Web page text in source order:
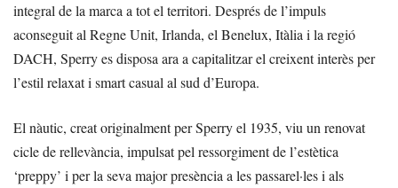
integral de la marca a tot el territori. Després de l’impuls
aconseguit al Regne Unit, Irlanda, el Benelux, Itàlia i la regió
DACH, Sperry es disposa ara a capitalitzar el creixent interès per
l’estil relaxat i smart casual al sud d’Europa.
El nàutic, creat originalment per Sperry el 1935, viu un renovat
cicle de rellevància, impulsat pel ressorgiment de l’estètica
‘preppy’ i per la seva major presència a les passarel·les i als